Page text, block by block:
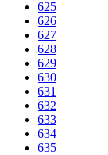
625
626
627
628
629
630
631
632
633
634
635